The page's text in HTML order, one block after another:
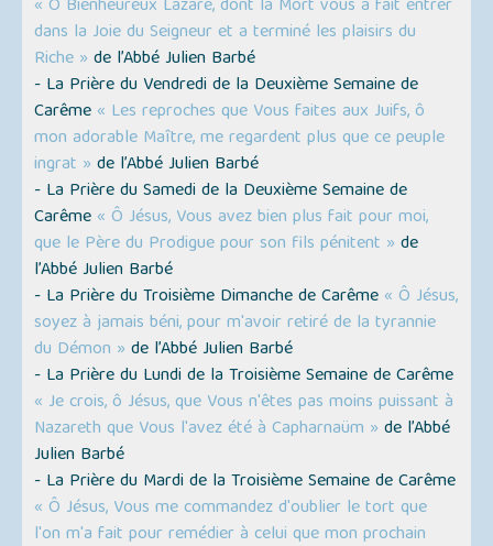
« Ô Bienheureux Lazare, dont la Mort vous a fait entrer
dans la Joie du Seigneur et a terminé les plaisirs du
Riche » de l’Abbé Julien Barbé
- La Prière du Vendredi de la Deuxième Semaine de
Carême « Les reproches que Vous faites aux Juifs, ô
mon adorable Maître, me regardent plus que ce peuple
ingrat » de l’Abbé Julien Barbé
- La Prière du Samedi de la Deuxième Semaine de
Carême « Ô Jésus, Vous avez bien plus fait pour moi,
que le Père du Prodigue pour son fils pénitent » de
l’Abbé Julien Barbé
- La Prière du Troisième Dimanche de Carême « Ô Jésus,
soyez à jamais béni, pour m'avoir retiré de la tyrannie
du Démon » de l’Abbé Julien Barbé
- La Prière du Lundi de la Troisième Semaine de Carême
« Je crois, ô Jésus, que Vous n'êtes pas moins puissant à
Nazareth que Vous l'avez été à Capharnaüm » de l’Abbé
Julien Barbé
- La Prière du Mardi de la Troisième Semaine de Carême
« Ô Jésus, Vous me commandez d'oublier le tort que
l'on m'a fait pour remédier à celui que mon prochain